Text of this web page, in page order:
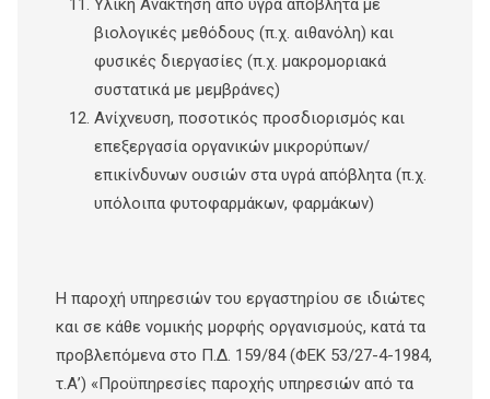
Υλική Ανάκτηση από υγρά απόβλητα με
βιολογικές μεθόδους (π.χ. αιθανόλη) και
φυσικές διεργασίες (π.χ. μακρομοριακά
συστατικά με μεμβράνες)
Ανίχνευση, ποσοτικός προσδιορισμός και
επεξεργασία οργανικών μικρορύπων/
επικίνδυνων ουσιών στα υγρά απόβλητα (π.χ.
υπόλοιπα φυτοφαρμάκων, φαρμάκων)
Η παροχή υπηρεσιών του εργαστηρίου σε ιδιώτες
και σε κάθε νομικής μορφής οργανισμούς, κατά τα
προβλεπόμενα στο Π.Δ. 159/84 (ΦΕΚ 53/27-4-1984,
τ.Α’) «Προϋπηρεσίες παροχής υπηρεσιών από τα